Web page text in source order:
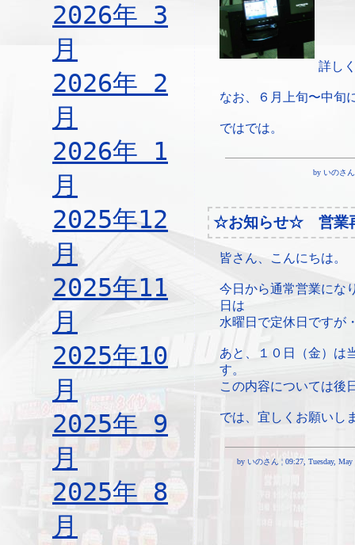
2026年 3
月
2026年 2
月
2026年 1
月
2025年12
月
2025年11
月
2025年10
月
2025年 9
月
2025年 8
月
詳し
なお、６月上旬〜中旬
ではでは。
by いのさん
☆お知らせ☆ 営業
皆さん、こんにちは。
今日から通常営業にな
日は
水曜日で定休日ですが
あと、１０日（金）は
す。
この内容については後
では、宜しくお願いし
by いのさん ¦ 09:27, Tuesday, May